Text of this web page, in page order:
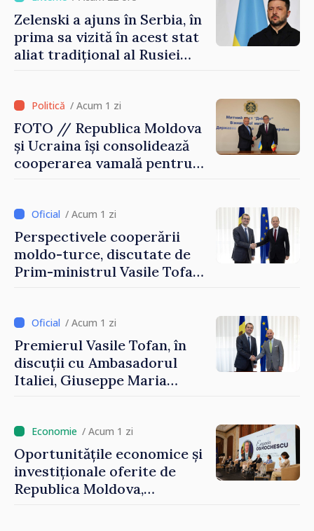
Zelenski a ajuns în Serbia, în
prima sa vizită în acest stat
aliat tradițional al Rusiei
/ Acum 1 zi
FOTO // Republica Moldova
și Ucraina își consolidează
cooperarea vamală pentru
Reuniune la Moghiliov-
Podolsk
/ Acum 1 zi
Perspectivele cooperării
moldo-turce, discutate de
Prim-ministrul Vasile Tofan
/ Acum 1 zi
Premierul Vasile Tofan, în
discuții cu Ambasadorul
Italiei, Giuseppe Maria
/ Acum 1 zi
Oportunitățile economice și
investiționale oferite de
Republica Moldova,